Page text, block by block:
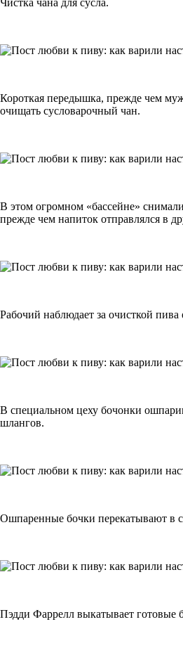
Короткая передышка, прежде чем
очищать сусловарочный чан.
В этом огромном «бассейне»
прежде чем напиток отправлялся в
Рабочий наблюдает за очисткой пива
В специальном цеху бочонки
шлангов.
Ошпаренные бочки перекатывают в
Пэдди Фаррелл выкатывает готовые